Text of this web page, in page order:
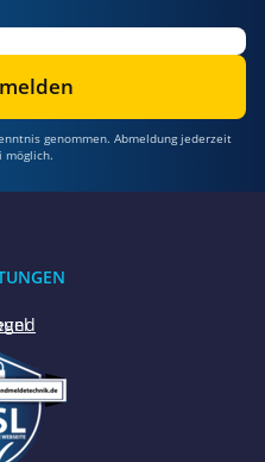
genommen. Abmeldung jederzeit
möglich.